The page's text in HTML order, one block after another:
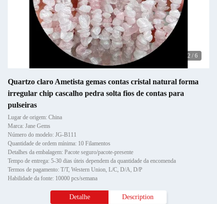
2 / 6
Quartzo claro Ametista gemas contas cristal natural forma
irregular chip cascalho pedra solta fios de contas para
pulseiras
Lugar de origem: China
Marca: Jane Gems
Número do modelo: JG-B111
Quantidade de ordem mínima: 10 Filamentos
Detalhes da embalagem: Pacote seguro/pacote-presente
Tempo de entrega: 5-30 dias úteis dependem da quantidade da encomenda
Termos de pagamento: T/T, Western Union, L/C, D/A, D/P
Habilidade da fonte: 10000 pcs/semana
Detalhe Description